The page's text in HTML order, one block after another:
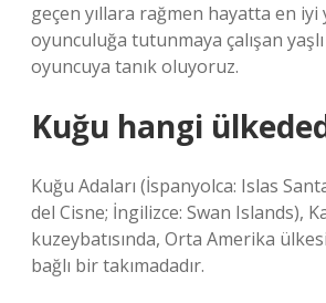
geçen yıllara rağmen hayatta en iyi
oyunculuğa tutunmaya çalışan
oyuncuya tanık oluyoruz.
Kuğu hangi
Kuğu Adaları (İspanyolca: Islas
del Cisne; İngilizce: Swan Islands),
kuzeybatısında, Orta Amerika
bağlı bir takımadadır.